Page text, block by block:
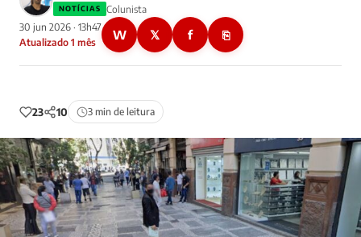
NOTÍCIAS
Colunista
30 jun 2026 · 13h47
Atualizado 1 mês
W 𝕏 f ⎘
23 10 3 min de leitura